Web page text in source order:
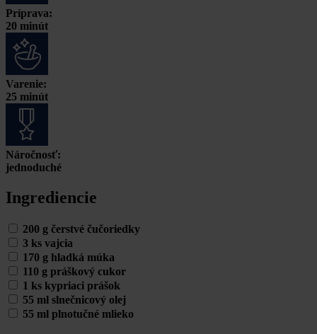
Príprava:
20 minút
Varenie:
25 minút
Náročnosť:
jednoduché
Ingrediencie
200 g čerstvé čučoriedky
3 ks vajcia
170 g hladká múka
110 g práškový cukor
1 ks kypriaci prášok
55 ml slnečnicový olej
55 ml plnotučné mlieko